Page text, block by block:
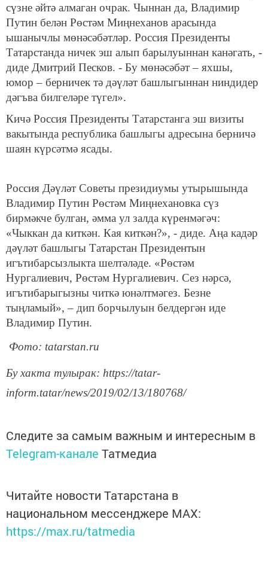
сүзне әйтә алмаган очрак. Чыннан да, Владимир
Путин белән Рөстәм Миңнеханов арасында
ышанычлы мөнәсәбәтләр. Россия Президенты
Татарстанда ничек эш алып барылуыннан канәгать, -
диде Дмитрий Песков. - Бу мөнәсәбәт – яхшы,
юмор – берничек тә дәүләт башлыгыннан ниндидер
дәгъва билгеләре түгел».
Кичә Россия Президенты Татарстанга эш визиты
вакытында республика башлыгы адресына берничә
шаян күрсәтмә ясады.
Россия Дәүләт Советы президиумы утырышында
Владимир Путин Рөстәм Миңнехановка сүз
бирмәкче булган, әмма ул залда күренмәгәч:
«Чыккан да киткән. Кая киткән?», - диде. Аңа кадәр
дәүләт башлыгы Татарстан Президентын
игътибарсызлыкта шелтәләде. «Рөстәм
Нургалиевич, Рөстәм Нургалиевич. Сез нәрсә,
игътибарыгызны читкә юнәлтмәгез. Безне
тыңламый», – дип борчылуын белдергән иде
Владимир Путин.
Фото: tatarstan.ru
Бу хакта тулырак: https://tatar-
inform.tatar/news/2019/02/13/180768/
Следите за самым важным и интересным в
Telegram-канале Татмедиа
Читайте новости Татарстана в
национальном мессенджере MАХ:
https://max.ru/tatmedia